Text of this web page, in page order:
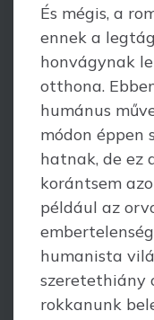
És mégis, a
ennek a
honvágynak
otthona.
humánus
módon éppen
hatnak, de ez
korántsem
például az
humanista
szeretethiány
rokka­nunk